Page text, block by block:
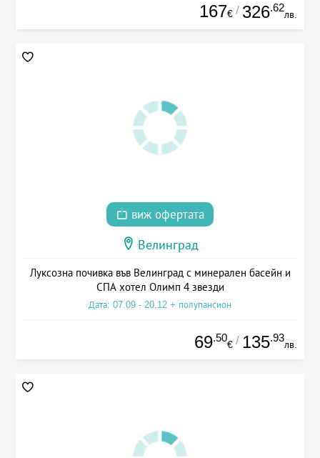
167€ / 326.62
лв.
виж офертата
Велинград
Луксозна почивка във Велинград с минерален басейн и
СПА хотел Олимп 4 звезди
Дата: 07.09 - 20.12 + полупансион
69.50
€ / 135.93
лв.